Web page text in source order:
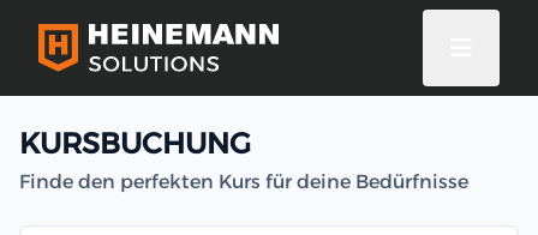
KURSBUCHUNG
Finde den perfekten Kurs für deine Bedürfnisse